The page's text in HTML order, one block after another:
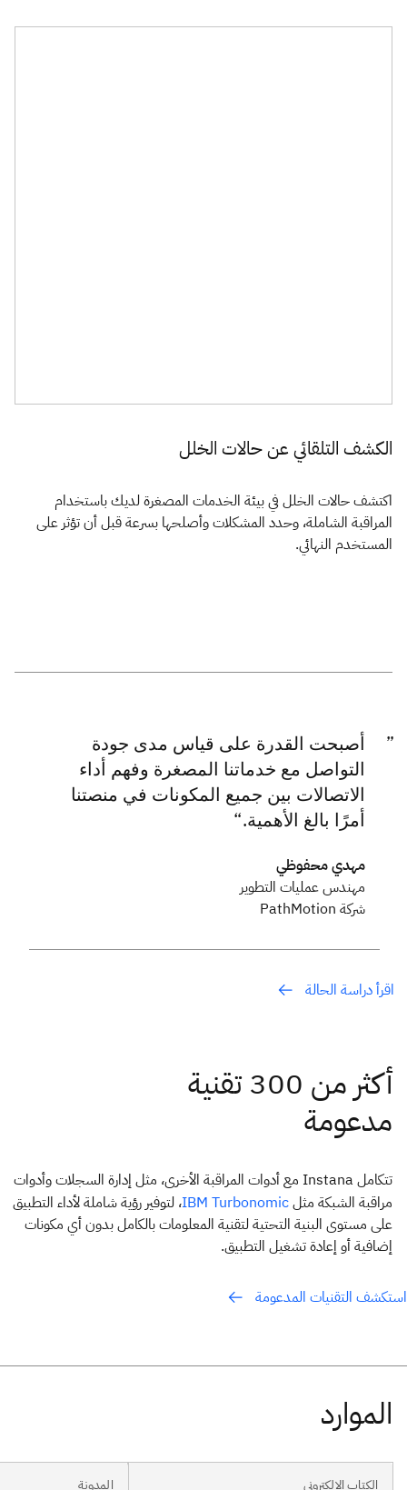
الكشف التلقائي عن حالات الخلل
اكتشف حالات الخلل في بيئة الخدمات المصغرة لديك باستخدام
المراقبة الشاملة، وحدد المشكلات وأصلحها بسرعة قبل أن تؤثر على
المستخدم النهائي.
أصبحت القدرة على قياس مدى جودة
التواصل مع خدماتنا المصغرة وفهم أداء
الاتصالات بين جميع المكونات في منصتنا
أمرًا بالغ الأهمية.
مهدي محفوظي
مهندس عمليات التطوير
شركة PathMotion
اقرأ دراسة الحالة
تتكامل Instana مع أدوات المراقبة الأخرى، مثل إدارة السجلات وأدوات
مراقبة الشبكة مثل IBM Turbonomic، لتوفير رؤية شاملة لأداء التطبيق
على مستوى البنية التحتية لتقنية المعلومات بالكامل بدون أي مكونات
إضافية أو إعادة تشغيل التطبيق.
استكشف التقنيات المدعومة
الكتاب الإلكتروني المدونة